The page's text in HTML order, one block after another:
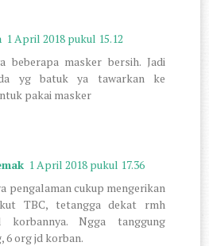
1 April 2018 pukul 15.12
beberapa masker bersih. Jadi
yg batuk ya tawarkan ke
pakai masker
1 April 2018 pukul 17.36
pengalaman cukup mengerikan
TBC, tetangga dekat rmh
korbannya. Ngga tanggung
6 org jd korban.